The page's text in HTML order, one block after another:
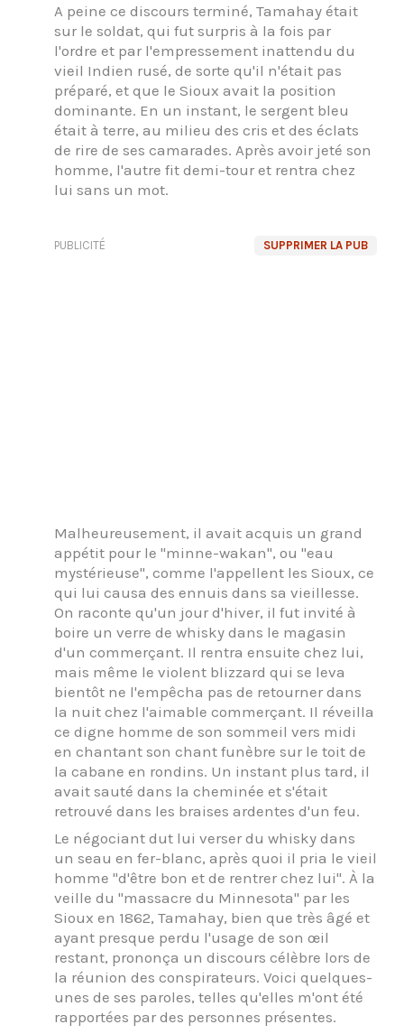
A peine ce discours terminé, Tamahay était
sur le soldat, qui fut surpris à la fois par
l'ordre et par l'empressement inattendu du
vieil Indien rusé, de sorte qu'il n'était pas
préparé, et que le Sioux avait la position
dominante. En un instant, le sergent bleu
était à terre, au milieu des cris et des éclats
de rire de ses camarades. Après avoir jeté son
homme, l'autre fit demi-tour et rentra chez
lui sans un mot.
SUPPRIMER LA PUB
PUBLICITÉ
Malheureusement, il avait acquis un grand
appétit pour le "minne-wakan", ou "eau
mystérieuse", comme l'appellent les Sioux, ce
qui lui causa des ennuis dans sa vieillesse.
On raconte qu'un jour d'hiver, il fut invité à
boire un verre de whisky dans le magasin
d'un commerçant. Il rentra ensuite chez lui,
mais même le violent blizzard qui se leva
bientôt ne l'empêcha pas de retourner dans
la nuit chez l'aimable commerçant. Il réveilla
ce digne homme de son sommeil vers midi
en chantant son chant funèbre sur le toit de
la cabane en rondins. Un instant plus tard, il
avait sauté dans la cheminée et s'était
retrouvé dans les braises ardentes d'un feu.
Le négociant dut lui verser du whisky dans
un seau en fer-blanc, après quoi il pria le vieil
homme "d'être bon et de rentrer chez lui". À la
veille du "massacre du Minnesota" par les
Sioux en 1862, Tamahay, bien que très âgé et
ayant presque perdu l'usage de son œil
restant, prononça un discours célèbre lors de
la réunion des conspirateurs. Voici quelques-
unes de ses paroles, telles qu'elles m'ont été
rapportées par des personnes présentes.